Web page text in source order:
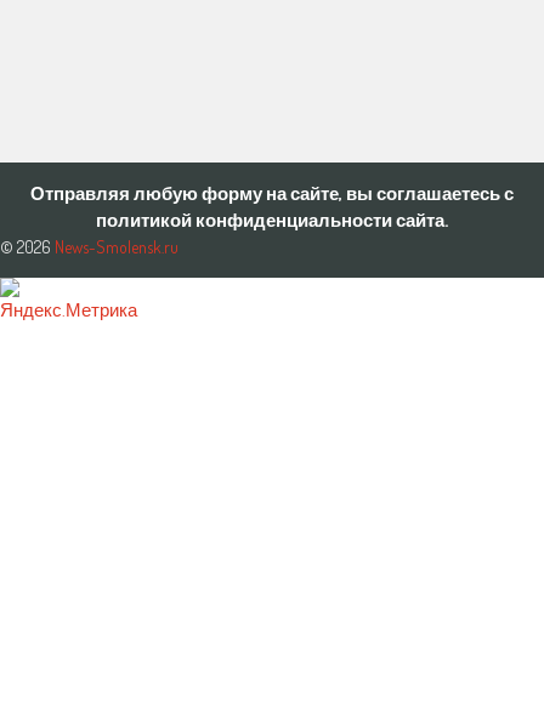
Отправляя любую форму на сайте, вы соглашаетесь с
политикой конфиденциальности сайта.
© 2026 News-Smolensk.ru